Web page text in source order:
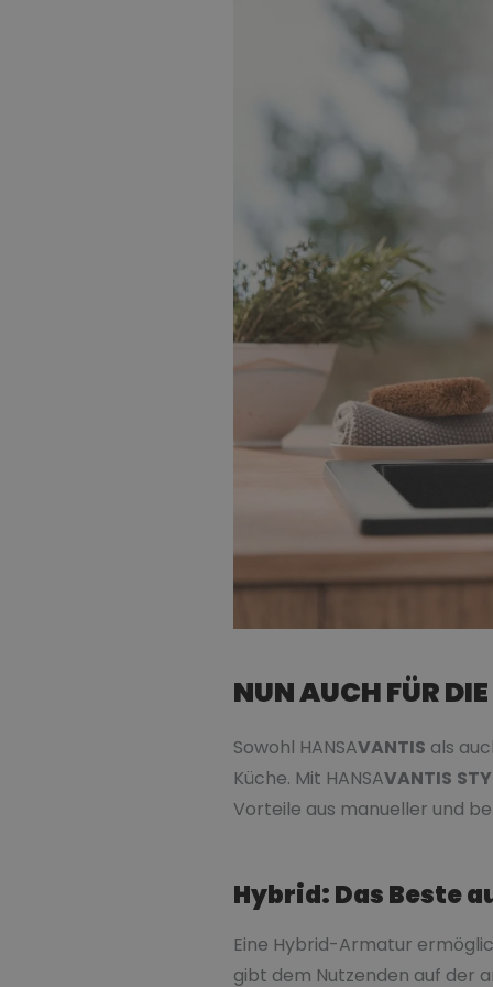
NUN AUCH FÜR
Sowohl HANSAVANTIS als
Küche. Mit HANSAVANTIS
Vorteile aus manueller und
Hybrid: Das Beste
Eine Hybrid-Armatur
gibt dem Nutzenden auf der